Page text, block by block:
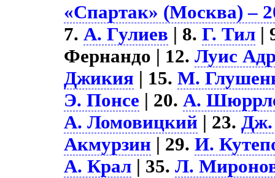
«Спартак» (Москва) –
7.А. Гулиев | 8.Г. Тил |
Фернандо | 12.Луис
Джикия | 15.М.
Э. Понсе | 20.А.
А. Ломовицкий | 23.Дж.
Акмурзин | 29.И.
А. Крал | 35.Л.